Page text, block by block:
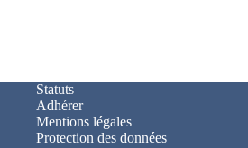
Statuts
Adhérer
Mentions légales
Protection des données